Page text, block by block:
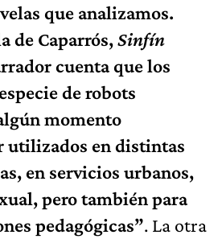
que analizamos.
de Caparrós,Sinfín
cuenta que los
de robots
momento
utilizados en distintas
en servicios urbanos,
pero también para
pedagógicas”. La otra